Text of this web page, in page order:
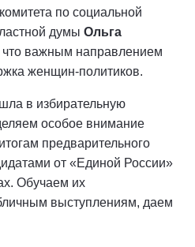
по социальной
думы Ольга
что важным направлением
женщин-политиков.
в избирательную
особое внимание
предварительного
от «Единой России»
Обучаем их
выступлениям, даем